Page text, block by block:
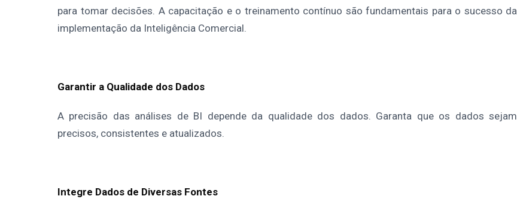
para tomar decisões. A capacitação e o treinamento contínuo são fundamentais para o sucesso da
implementação da Inteligência Comercial.
Garantir a Qualidade dos Dados
A precisão das análises de BI depende da qualidade dos dados. Garanta que os dados sejam
precisos, consistentes e atualizados.
Integre Dados de Diversas Fontes